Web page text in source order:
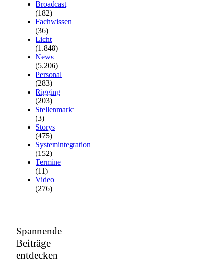
Broadcast
(182)
Fachwissen
(36)
Licht
(1.848)
News
(5.206)
Personal
(283)
Rigging
(203)
Stellenmarkt
(3)
Storys
(475)
Systemintegration
(152)
Termine
(11)
Video
(276)
Spannende
Beiträge
entdecken